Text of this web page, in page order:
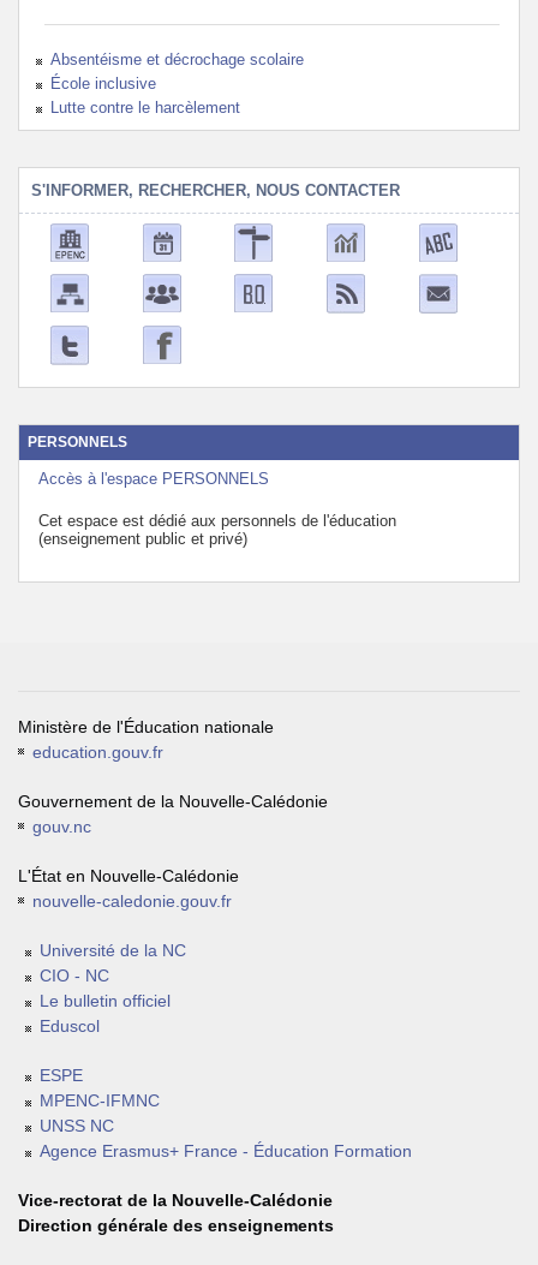
Absentéisme et décrochage scolaire
École inclusive
Lutte contre le harcèlement
S'INFORMER, RECHERCHER, NOUS CONTACTER
PERSONNELS
Accès à l'espace PERSONNELS
Cet espace est dédié aux personnels de l'éducation
(enseignement public et privé)
Ministère de l'Éducation nationale
education.gouv.fr
Gouvernement de la Nouvelle-Calédonie
gouv.nc
L'État en Nouvelle-Calédonie
nouvelle-caledonie.gouv.fr
Université de la NC
CIO - NC
Le bulletin officiel
Eduscol
ESPE
MPENC-IFMNC
UNSS NC
Agence Erasmus+ France - Éducation Formation
Vice-rectorat de la Nouvelle-Calédonie
Direction générale des enseignements